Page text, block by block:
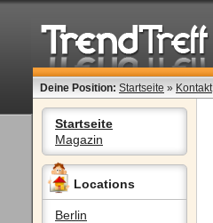
Deine Position: Startseite » Kontakt
Startseite
Magazin
Locations
Berlin